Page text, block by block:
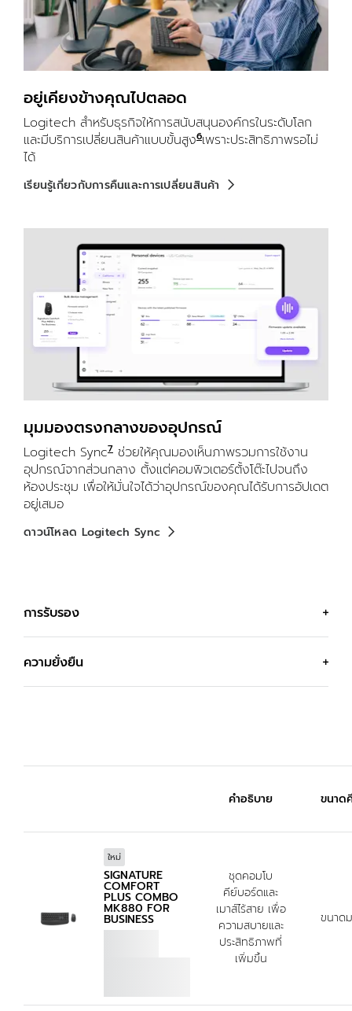
อยู่เคียงข้างคุณไปตลอด
Logitech สำหรับธุรกิจให้การสนับสนุนองค์กรในระดับโลก
และมีบริการเปลี่ยนสินค้าแบบขั้นสูง6สามารถใช้บริการผ่านการ
เพราะประสิทธิภาพรอไม่
ได้
เรียนรู้เกี่ยวกับการคืนและการเปลี่ยนสินค้า
มุมมองตรงกลางของอุปกรณ์
Logitech Sync7 ต้องดาวน์โหลด Logi Tune บนอุปกรณ์แต่ละ
ช่วยให้คุณมองเห็นภาพรวมการใช้งาน
อุปกรณ์จากส่วนกลาง ตั้งแต่คอมพิวเตอร์ตั้งโต๊ะไปจนถึง
ห้องประชุม เพื่อให้มั่นใจได้ว่าอุปกรณ์ของคุณได้รับการอัปเดต
อยู่เสมอ
ดาวน์โหลด Logitech Sync
การรับรอง
ผ่านการรับรองสำหรับธุรกิจ
วางใจใช้งานชุดคอมโบคีย์บอร์ดและเมาส์สำหรับธุรกิจของ
ว่าสามารถมอบประสบการณ์การ
ความยั่งยืน
Logitech มุ่งมั่นที่จะร่วมสร้างโลกที่ยั่งยืนมากขึ้น เราทำงาน
อย่างแข็งขันเพื่อลดผลกระทบต่อสิ่งแวดล้อมและเร่งความเร็ว
ให้เกิดการเปลี่ยนแปลงระดับสังคม
ผลิตด้วยพลาสติกรีไซเคิล
ชิ้นส่วนพลาสติกใน Signature Comfort Plus Combo
MK880 for Business ประกอบด้วยพลาสติกรีไซเคิลแบบ
PCR ที่ผ่านการรับรองในสัดส่วน 77% สำหรับคีย์บอร์ด และ
63% สำหรับเมาส์8ไม่รวมพลาสติกในชุดสายพิมพ์ ตัวรับสัญญ
เพื่อนำพลาสติกที่หมดอายุการใช้งานจาก
อุปกรณ์อิเล็กทรอนิกส์ชิ้นเก่าของผู้บริโภคกลับมาใช้ใหม่ และ
ช่วยลดคาร์บอนฟุตพริ้นท์ของเรา
เกี่ยวกับพลาสติกรีไซเคิล
คำอธิบาย ขนาด
ใหม่
SIGNATURE
COMFORT
PLUS COMBO
MK880 FOR
BUSINESS
ชุดคอมโบ
คีย์บอร์ดและ
เมาส์ไร้สาย เพื่อ
ความสบายและ
ประสิทธิภาพที่
เพิ่มขึ้น
ขนาด